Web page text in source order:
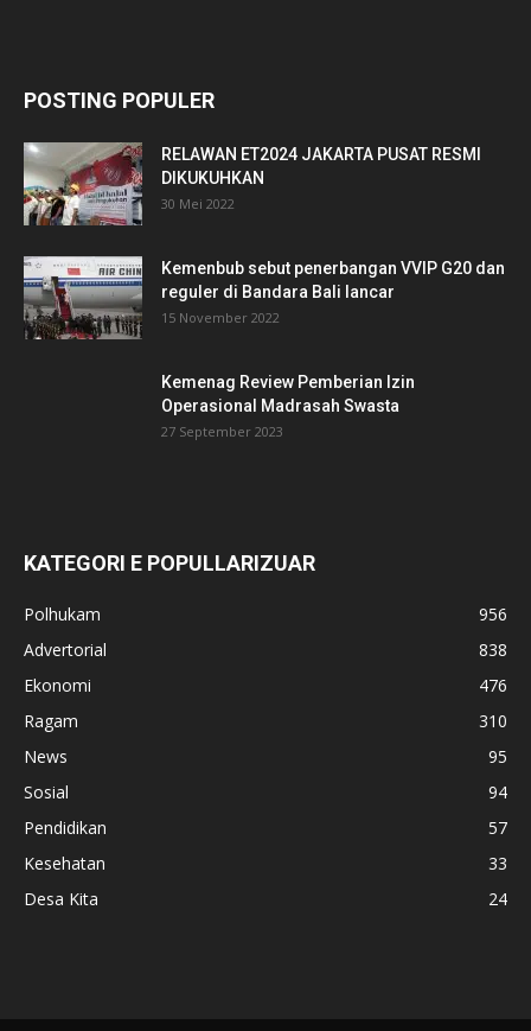
POSTING POPULER
RELAWAN ET2024 JAKARTA PUSAT RESMI
DIKUKUHKAN
30 Mei 2022
Kemenbub sebut penerbangan VVIP G20 dan
reguler di Bandara Bali lancar
15 November 2022
Kemenag Review Pemberian Izin
Operasional Madrasah Swasta
27 September 2023
KATEGORI E POPULLARIZUAR
Polhukam
956
Advertorial
838
Ekonomi
476
Ragam
310
News
95
Sosial
94
Pendidikan
57
Kesehatan
33
Desa Kita
24